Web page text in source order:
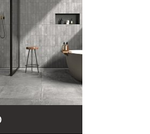
Building Council, що
Компанія Unicom